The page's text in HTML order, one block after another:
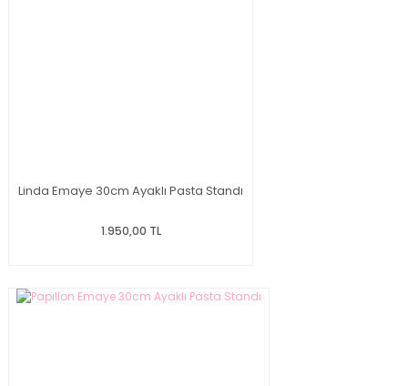
Linda Emaye 30cm Ayaklı Pasta Standı
1.950,00 TL